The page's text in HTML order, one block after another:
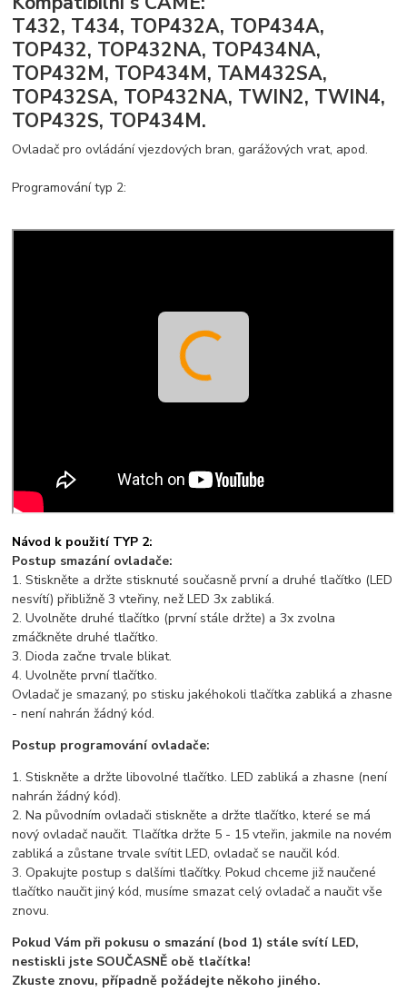
T432, T434, TOP432A, TOP434A,
TOP432, TOP432NA, TOP434NA,
TOP432M, TOP434M, TAM432SA,
TOP432SA, TOP432NA, TWIN2, TWIN4,
TOP432S, TOP434M.
Ovladač pro ovládání vjezdových bran, garážových vrat, apod.
Programování typ 2:
Návod k použití TYP 2:
Postup smazání ovladače:
1. Stiskněte a držte stisknuté současně první a druhé tlačítko (LED
nesvítí) přibližně 3 vteřiny, než LED 3x zabliká.
2. Uvolněte druhé tlačítko (první stále držte) a 3x zvolna
zmáčkněte druhé tlačítko.
3. Dioda začne trvale blikat.
4. Uvolněte první tlačítko.
Ovladač je smazaný, po stisku jakéhokoli tlačítka zabliká a zhasne
- není nahrán žádný kód.
Postup programování ovladače:
1. Stiskněte a držte libovolné tlačítko. LED zabliká a zhasne (není
nahrán žádný kód).
2. Na původním ovladači stiskněte a držte tlačítko, které se má
nový ovladač naučit. Tlačítka držte 5 - 15 vteřin, jakmile na novém
zabliká a zůstane trvale svítit LED, ovladač se naučil kód.
3. Opakujte postup s dalšími tlačítky. Pokud chceme již naučené
tlačítko naučit jiný kód, musíme smazat celý ovladač a naučit vše
znovu.
Pokud Vám při pokusu o smazání (bod 1) stále svítí LED,
nestiskli jste SOUČASNĚ obě tlačítka!
Zkuste znovu, případně požádejte někoho jiného.